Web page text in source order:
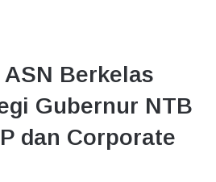
Berkelas
Gubernur NTB
dan Corporate